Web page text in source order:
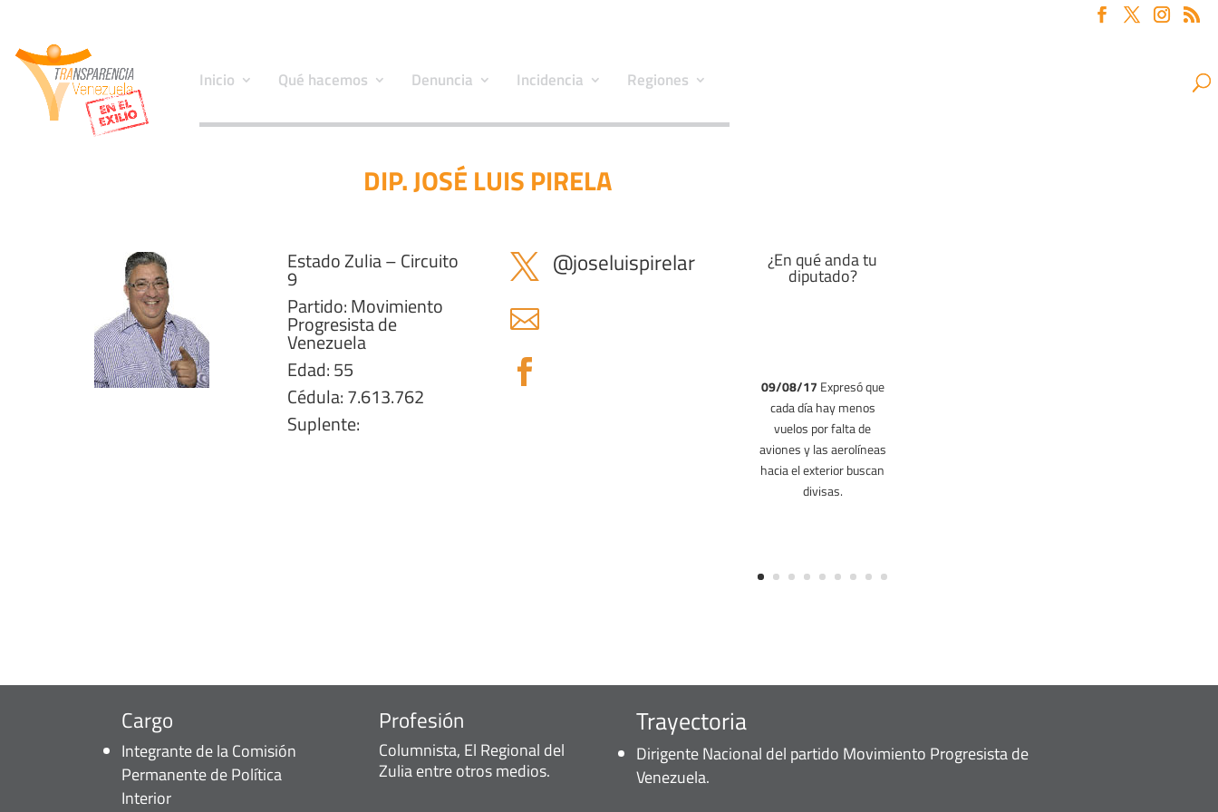
Inicio Qué hacemos Denuncia Incidencia Regiones
DIP. JOSÉ LUIS PIRELA
Estado Zulia – Circuito
9
Partido: Movimiento
Progresista de
Venezuela
Edad: 55
Cédula: 7.613.762
Suplente:
 @joseluispirelar


¿En qué anda tu
diputado?
09/08/17 Expresó que
cada día hay menos
vuelos por falta de
aviones y las aerolíneas
hacia el exterior buscan
divisas.
02/08/17
Cargo
Integrante de la Comisión
Permanente de Política
Interior
Profesión
Columnista, El Regional del
Zulia entre otros medios.
Trayectoria
Dirigente Nacional del partido Movimiento Progresista de
Venezuela.